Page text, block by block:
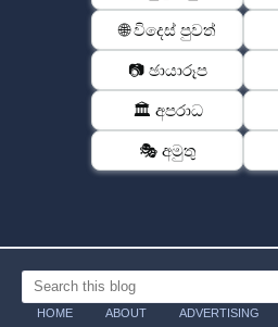
🌐 විදෙස් පුවත්
📷 ඡායාරූප
🏛️ අපරාධ
🎭 අමුතු
HOME ABOUT ADVERTISING